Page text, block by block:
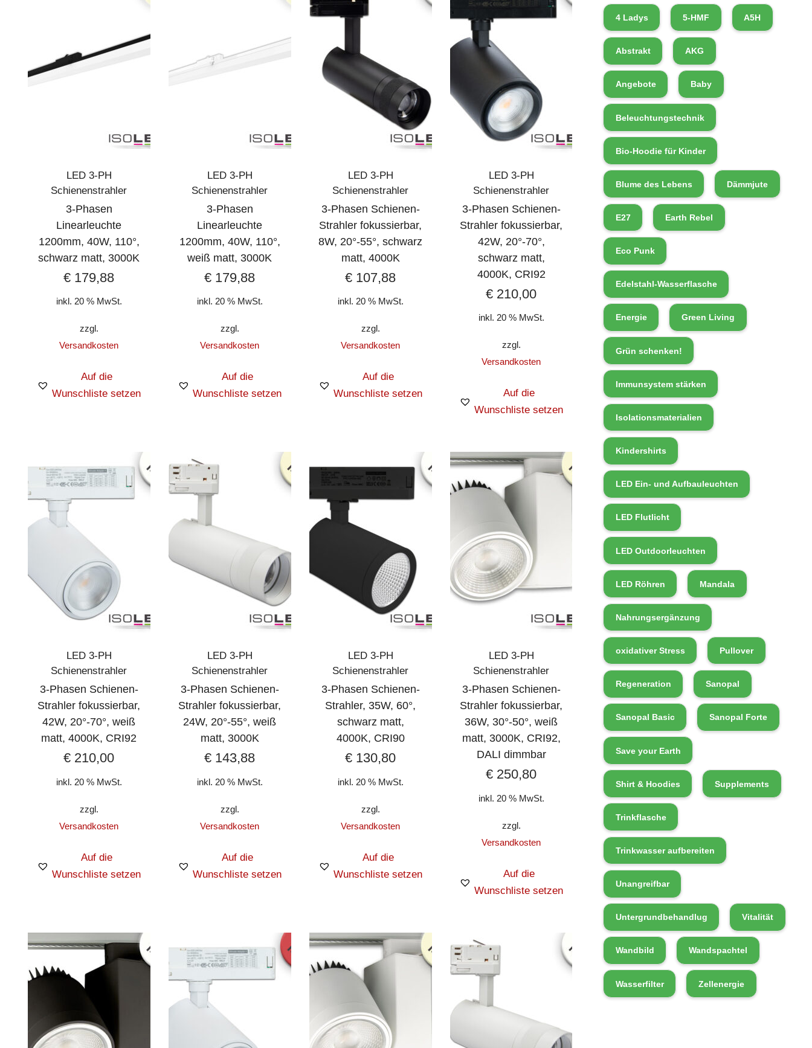
LED 3-PH
Schienenstrahler
3-Phasen
Linearleuchte
1200mm, 40W, 110°,
schwarz matt, 3000K
€ 179,88
inkl. 20 % MwSt.
zzgl.
Versandkosten
Auf die
Wunschliste setzen
LED 3-PH
Schienenstrahler
3-Phasen
Linearleuchte
1200mm, 40W, 110°,
weiß matt, 3000K
€ 179,88
inkl. 20 % MwSt.
zzgl.
Versandkosten
Auf die
Wunschliste setzen
LED 3-PH
Schienenstrahler
3-Phasen Schienen-
Strahler fokussierbar,
8W, 20°-55°, schwarz
matt, 4000K
€ 107,88
inkl. 20 % MwSt.
zzgl.
Versandkosten
Auf die
Wunschliste setzen
LED 3-PH
Schienenstrahler
3-Phasen Schienen-
Strahler fokussierbar,
42W, 20°-70°,
schwarz matt,
4000K, CRI92
€ 210,00
inkl. 20 % MwSt.
zzgl.
Versandkosten
Auf die
Wunschliste setzen
LED 3-PH
Schienenstrahler
3-Phasen Schienen-
Strahler fokussierbar,
42W, 20°-70°, weiß
matt, 4000K, CRI92
€ 210,00
inkl. 20 % MwSt.
zzgl.
Versandkosten
Auf die
Wunschliste setzen
LED 3-PH
Schienenstrahler
3-Phasen Schienen-
Strahler fokussierbar,
24W, 20°-55°, weiß
matt, 3000K
€ 143,88
inkl. 20 % MwSt.
zzgl.
Versandkosten
Auf die
Wunschliste setzen
LED 3-PH
Schienenstrahler
3-Phasen Schienen-
Strahler, 35W, 60°,
schwarz matt,
4000K, CRI90
€ 130,80
inkl. 20 % MwSt.
zzgl.
Versandkosten
Auf die
Wunschliste setzen
LED 3-PH
Schienenstrahler
3-Phasen Schienen-
Strahler fokussierbar,
36W, 30°-50°, weiß
matt, 3000K, CRI92,
DALI dimmbar
€ 250,80
inkl. 20 % MwSt.
zzgl.
Versandkosten
Auf die
Wunschliste setzen
4 Ladys 5-HMF A5H
Abstrakt AKG
Angebote Baby
Beleuchtungstechnik
Bio-Hoodie für Kinder
Blume des Lebens Dämmjute
E27 Earth Rebel
Eco Punk
Edelstahl-Wasserflasche
Energie Green Living
Grün schenken!
Immunsystem stärken
Isolationsmaterialien
Kindershirts
LED Ein- und Aufbauleuchten
LED Flutlicht
LED Outdoorleuchten
LED Röhren Mandala
Nahrungsergänzung
oxidativer Stress Pullover
Regeneration Sanopal
Sanopal Basic Sanopal Forte
Save your Earth
Shirt & Hoodies Supplements
Trinkflasche
Trinkwasser aufbereiten
Unangreifbar
Untergrundbehandlug Vitalität
Wandbild Wandspachtel
Wasserfilter Zellenergie